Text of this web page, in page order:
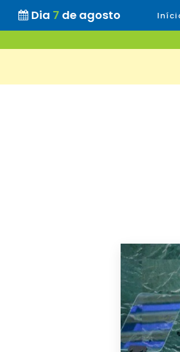
Dia 7 de agosto